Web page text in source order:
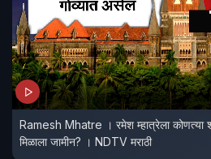
Ramesh Mhatre । रमेश म्हात्रेला कोणत्या शर्ती अंडी अटींवर
मिळाला जामीन? । NDTV मराठी